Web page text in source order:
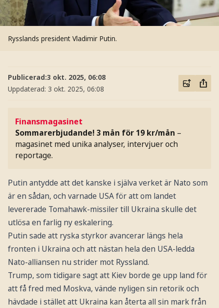
Rysslands president Vladimir Putin.
Publicerad:3 okt. 2025, 06:08
Uppdaterad: 3 okt. 2025, 06:08
Finansmagasinet
Sommarerbjudande! 3 mån för 19 kr/mån –
magasinet med unika analyser, intervjuer och
reportage.
Putin antydde att det kanske i själva verket är Nato som
är en sådan, och varnade USA för att om landet
levererade Tomahawk-missiler till Ukraina skulle det
utlösa en farlig ny eskalering.
Putin sade att ryska styrkor avancerar längs hela
fronten i Ukraina och att nästan hela den USA-ledda
Nato-alliansen nu strider mot Ryssland.
Trump, som tidigare sagt att Kiev borde ge upp land för
att få fred med Moskva, vände nyligen sin retorik och
hävdade i stället att Ukraina kan återta all sin mark från